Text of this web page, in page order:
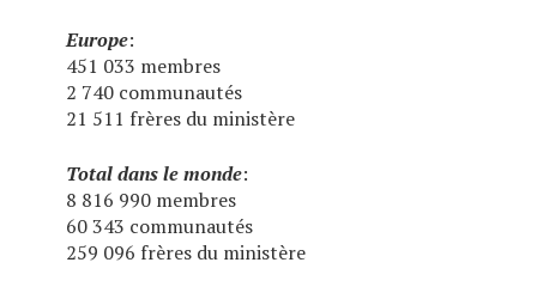
Europe:
451 033 membres
2 740 communautés
21 511 frères du ministère
Total dans le monde:
8 816 990 membres
60 343 communautés
259 096 frères du ministère